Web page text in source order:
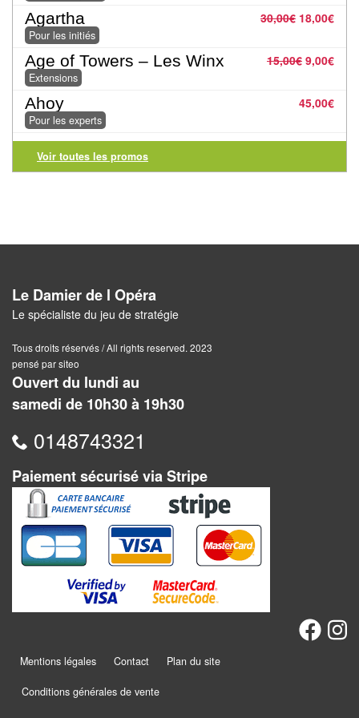
abstraits
Extensions
Casse-
têtes
Accessoires
traditionnels
Jeu
de
Dames
Coffrets
–
Cartes
traditionnelles
Jeu
Dames
Chinoises
30,00€ 18,00€
Agartha
Pour les initiés
15,00€ 9,00€
Age of Towers – Les Winx
Extensions
45,00€
Ahoy
Pour les experts
Voir toutes les promos
Le Damier de l Opéra
Le spécialiste du jeu de stratégie
Tous droits réservés / All rights reserved. 2023
pensé par siteo
Ouvert du lundi au
samedi de 10h30 à 19h30
0148743321
Paiement sécurisé via Stripe
Mentions légales Contact Plan du site
Conditions générales de vente